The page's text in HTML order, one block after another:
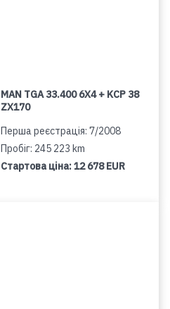
MAN TGA 33.400 6X4 + KCP 38
ZX170
Перша реєстрація: 7/2008
Пробіг: 245 223 km
Стартова ціна:12 678 EUR